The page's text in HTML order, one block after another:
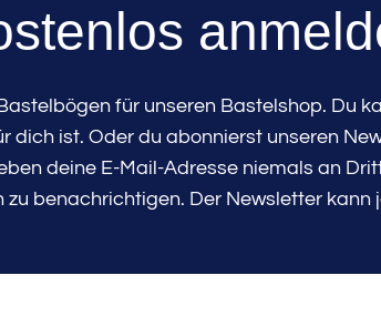
für unseren Bastelshop. Du
dich ist. Oder du abonnierst unseren
deine E-Mail-Adresse niemals an
benachrichtigen. Der Newsletter